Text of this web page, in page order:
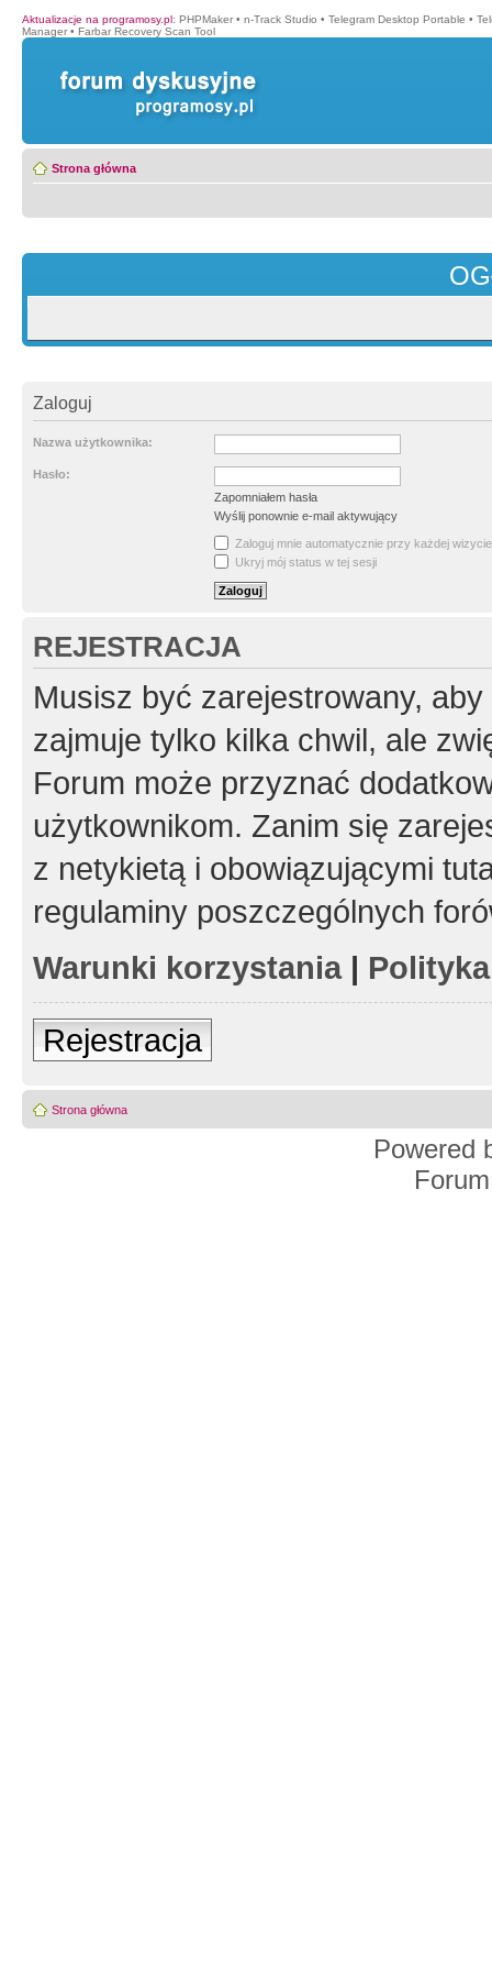
Aktualizacje na programosy.pl: PHPMaker • n-Track Studio • Telegram Desktop Portable •
Manager • Farbar Recovery Scan Tool
Strona główna
Zaloguj
Nazwa użytkownika:
Hasło:
Zapomniałem hasła
Wyślij ponownie e-mail aktywujący
Zaloguj mnie automatycznie przy każdej wizycie
Ukryj mój status w tej sesji
REJESTRACJA
Musisz być zarejestrowany,
zajmuje tylko kilka chwil, ale
Forum może przyznać
użytkownikom. Zanim się
z netykietą i obowiązującymi
regulaminy poszczególnych
Warunki korzystania|
Rejestracja
Strona główna
Powered